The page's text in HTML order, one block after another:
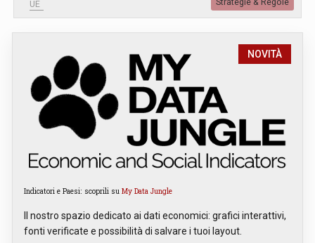
UE Strategie & Regole
NOVITÀ
Indicatori e Paesi: scoprili su My Data Jungle
Il nostro spazio dedicato ai dati economici: grafici interattivi,
fonti verificate e possibilità di salvare i tuoi layout.